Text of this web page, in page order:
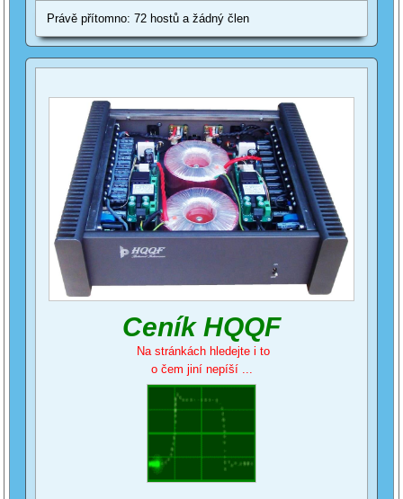
Právě přítomno: 72 hostů a žádný člen
Ceník HQQF
Na stránkách hledejte i to
o čem jiní nepíší ...